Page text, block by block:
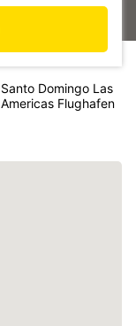
Santo Domingo Las
Americas Flughafen